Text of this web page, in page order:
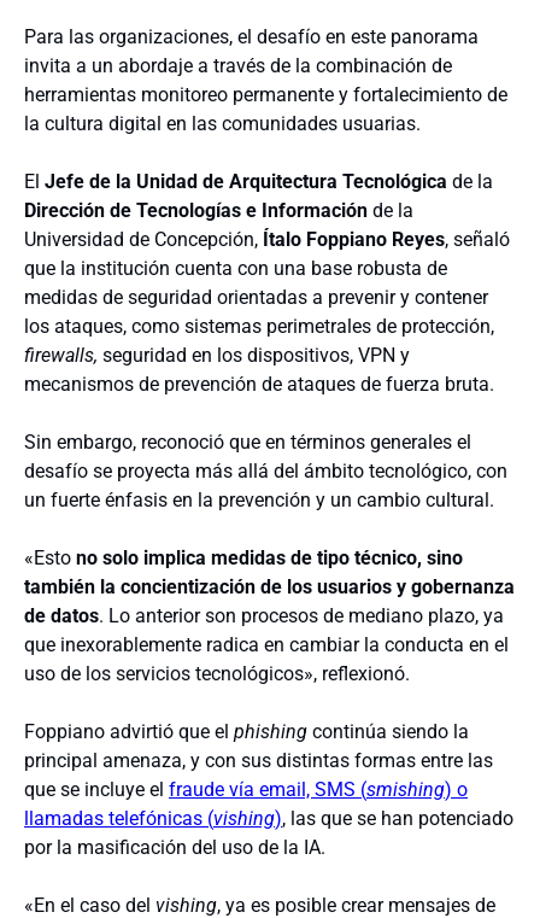
Para las organizaciones, el desafío en este panorama
invita a un abordaje a través de la combinación de
herramientas monitoreo permanente y fortalecimiento de
la cultura digital en las comunidades usuarias.
El Jefe de la Unidad de Arquitectura Tecnológica de la
Dirección de Tecnologías e Información de la
Universidad de Concepción, Ítalo Foppiano Reyes, señaló
que la institución cuenta con una base robusta de
medidas de seguridad orientadas a prevenir y contener
los ataques, como sistemas perimetrales de protección,
firewalls, seguridad en los dispositivos, VPN y
mecanismos de prevención de ataques de fuerza bruta.
Sin embargo, reconoció que en términos generales el
desafío se proyecta más allá del ámbito tecnológico, con
un fuerte énfasis en la prevención y un cambio cultural.
«Esto no solo implica medidas de tipo técnico, sino
también la concientización de los usuarios y gobernanza
de datos. Lo anterior son procesos de mediano plazo, ya
que inexorablemente radica en cambiar la conducta en el
uso de los servicios tecnológicos», reflexionó.
Foppiano advirtió que el phishing continúa siendo la
principal amenaza, y con sus distintas formas entre las
que se incluye el fraude vía email, SMS (smishing) o
llamadas telefónicas (vishing), las que se han potenciado
por la masificación del uso de la IA.
«En el caso del vishing, ya es posible crear mensajes de